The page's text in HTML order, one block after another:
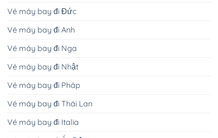
Vé máy bay đi Đức
Vé máy bay đi Anh
Vé máy bay đi Nga
Vé máy bay đi Nhật
Vé máy bay đi Pháp
Vé máy bay đi Thái Lan
Vé máy bay đi Italia